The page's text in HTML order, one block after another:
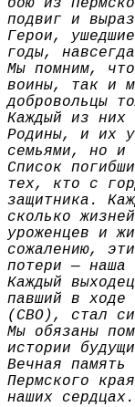
подвиг и
Герои,
годы,
Мы помним,
воины, так и
добровольцы
Каждый из них
Родины, и их
семьями, но и
Список
тех, кто с
защитника.
сколько
уроженцев и
сожалению,
потери — наша
Каждый
павший в ходе
(СВО), стал
Мы обязаны
истории
Вечная
Пермского
наших сердцах.